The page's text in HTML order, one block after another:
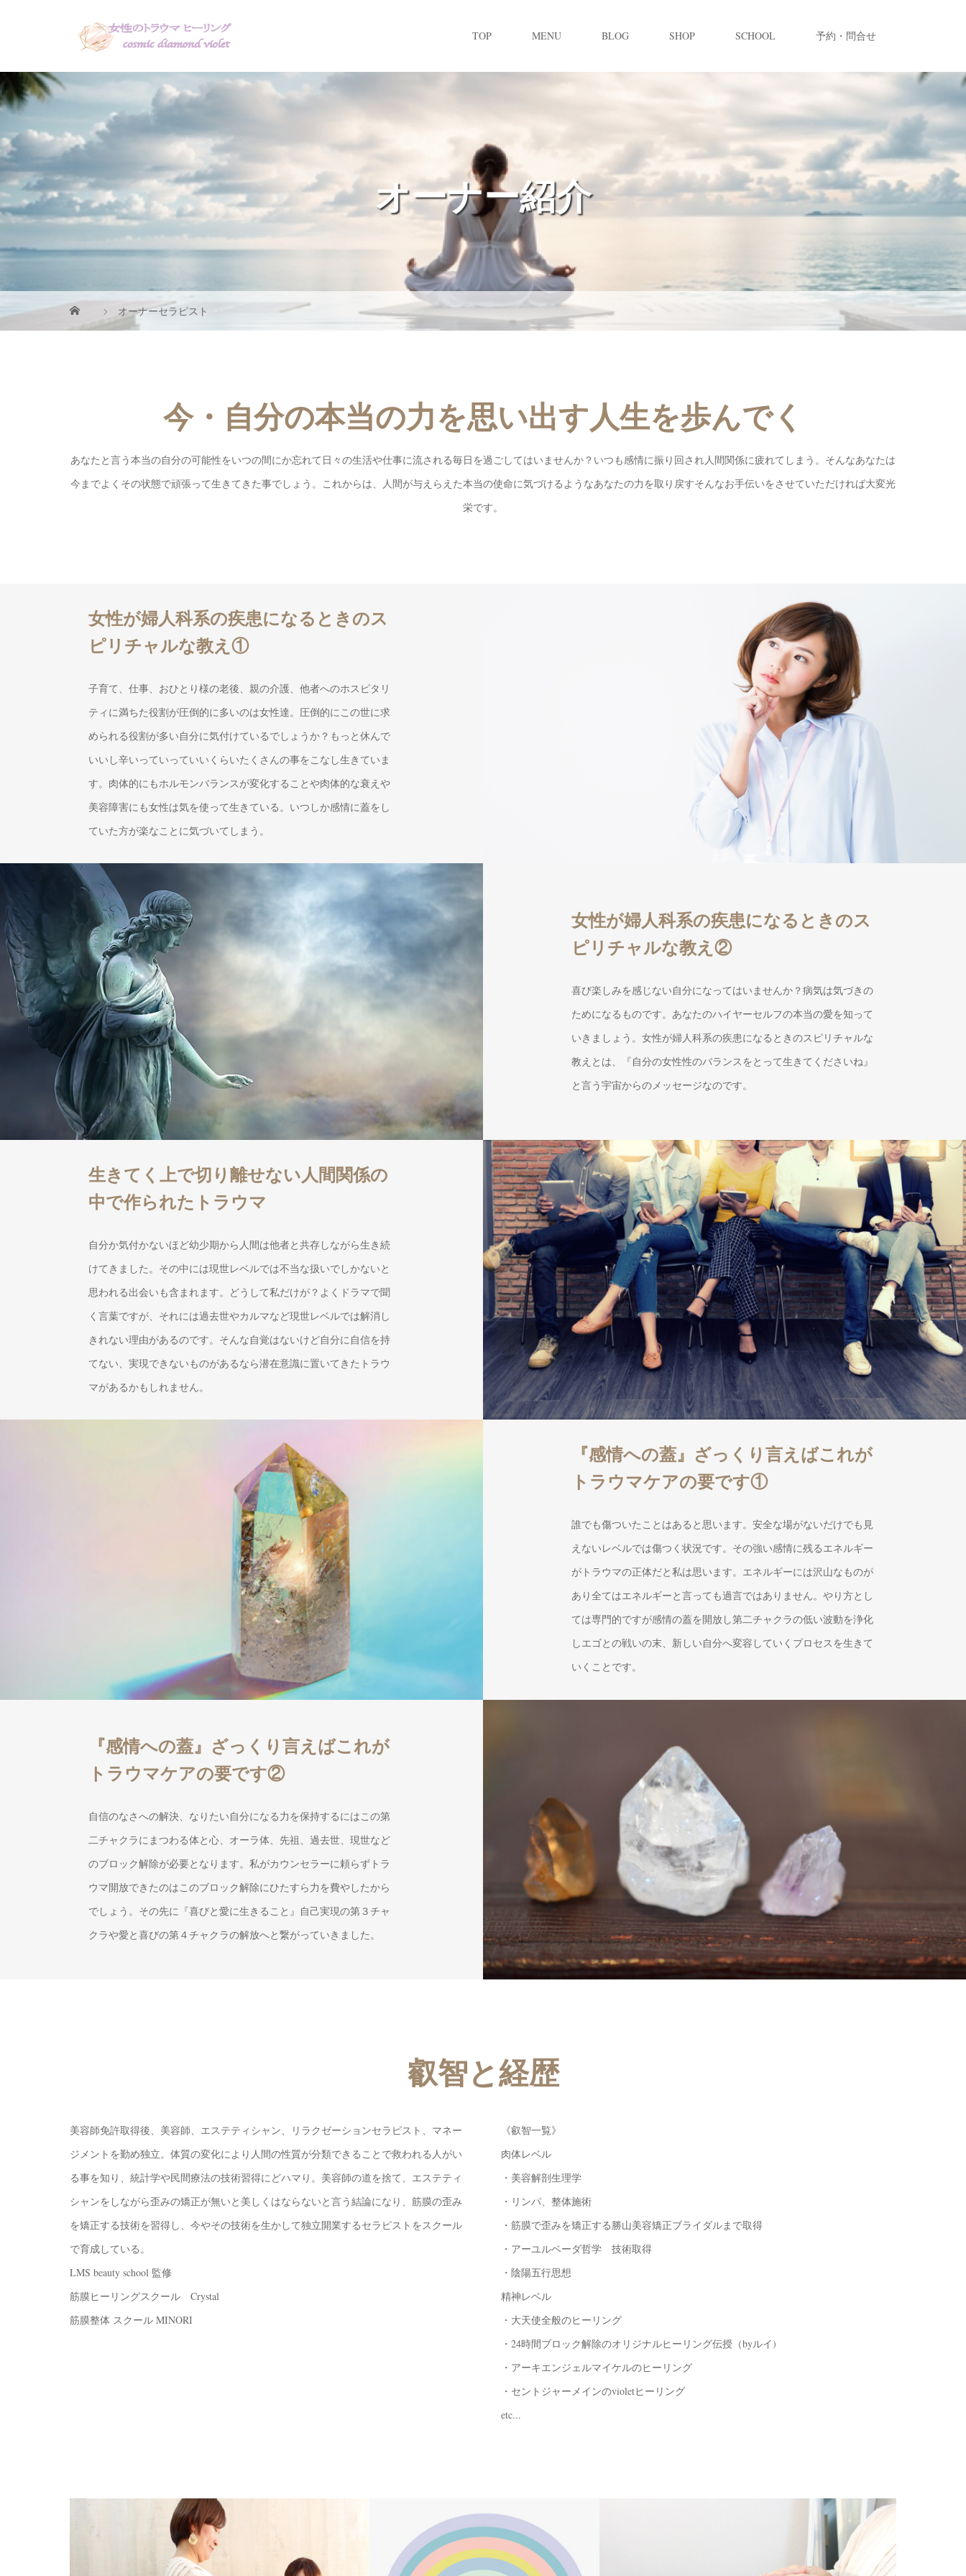
TOP MENU BLOG SHOP SCHOOL 予約・問合せ
オーナー紹介
オーナーセラピスト
今・自分の本当の力を思い出す人生を歩んでく
あなたと言う本当の自分の可能性をいつの間にか忘れて日々の生活や仕事に流される毎日を過ごしてはいませんか？いつも感情に振り回され人間関係に疲れてしまう。そんなあなたは
今までよくその状態で頑張って生きてきた事でしょう。これからは、人間が与えらえた本当の使命に気づけるようなあなたの力を取り戻すそんなお手伝いをさせていただければ大変光
栄です。
女性が婦人科系の疾患になるときのス
ピリチャルな教え①
子育て、仕事、おひとり様の老後、親の介護、他者へのホスピタリ
ティに満ちた役割が圧倒的に多いのは女性達。圧倒的にこの世に求
められる役割が多い自分に気付けているでしょうか？もっと休んで
いいし辛いっていっていいくらいたくさんの事をこなし生きていま
す。肉体的にもホルモンバランスが変化することや肉体的な衰えや
美容障害にも女性は気を使って生きている。いつしか感情に蓋をし
ていた方が楽なことに気づいてしまう。
女性が婦人科系の疾患になるときのス
ピリチャルな教え②
喜び楽しみを感じない自分になってはいませんか？病気は気づきの
ためになるものです。あなたのハイヤーセルフの本当の愛を知って
いきましょう。女性が婦人科系の疾患になるときのスピリチャルな
教えとは、『自分の女性性のバランスをとって生きてくださいね』
と言う宇宙からのメッセージなのです。
生きてく上で切り離せない人間関係の
中で作られたトラウマ
自分か気付かないほど幼少期から人間は他者と共存しながら生き続
けてきました。その中には現世レベルでは不当な扱いでしかないと
思われる出会いも含まれます。どうして私だけが？よくドラマで聞
く言葉ですが、それには過去世やカルマなど現世レベルでは解消し
きれない理由があるのです。そんな自覚はないけど自分に自信を持
てない、実現できないものがあるなら潜在意識に置いてきたトラウ
マがあるかもしれません。
『感情への蓋』ざっくり言えばこれが
トラウマケアの要です①
誰でも傷ついたことはあると思います。安全な場がないだけでも見
えないレベルでは傷つく状況です。その強い感情に残るエネルギー
がトラウマの正体だと私は思います。エネルギーには沢山なものが
あり全てはエネルギーと言っても過言ではありません。やり方とし
ては専門的ですが感情の蓋を開放し第二チャクラの低い波動を浄化
しエゴとの戦いの末、新しい自分へ変容していくプロセスを生きて
いくことです。
『感情への蓋』ざっくり言えばこれが
トラウマケアの要です②
自信のなさへの解決、なりたい自分になる力を保持するにはこの第
二チャクラにまつわる体と心、オーラ体、先祖、過去世、現世など
のブロック解除が必要となります。私がカウンセラーに頼らずトラ
ウマ開放できたのはこのブロック解除にひたすら力を費やしたから
でしょう。その先に『喜びと愛に生きること』自己実現の第３チャ
クラや愛と喜びの第４チャクラの解放へと繋がっていきました。
叡智と経歴
美容師免許取得後、美容師、エステティシャン、リラクゼーションセラピスト、マネー
ジメントを勤め独立。体質の変化により人間の性質が分類できることで救われる人がい
る事を知り、統計学や民間療法の技術習得にどハマり。美容師の道を捨て、エステティ
シャンをしながら歪みの矯正が無いと美しくはならないと言う結論になり、筋膜の歪み
を矯正する技術を習得し、今やその技術を生かして独立開業するセラピストをスクール
で育成している。
LMS beauty school 監修
筋膜ヒーリングスクール Crystal
筋膜整体 スクール MINORI
《叡智一覧》
肉体レベル
・美容解剖生理学
・リンパ、整体施術
・筋膜で歪みを矯正する勝山美容矯正ブライダルまで取得
・アーユルベーダ哲学 技術取得
・陰陽五行思想
精神レベル
・大天使全般のヒーリング
・24時間ブロック解除のオリジナルヒーリング伝授（byルイ)
・アーキエンジェルマイケルのヒーリング
・セントジャーメインのvioletヒーリング
etc...